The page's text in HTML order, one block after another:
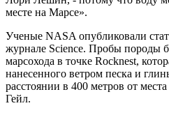
месте на Марсе».
Ученые NASA опубликовали
журнале Science. Пробы породы
марсохода в точке Rocknest,
нанесенного ветром песка и
расстоянии в 400 метров от
Гейл.